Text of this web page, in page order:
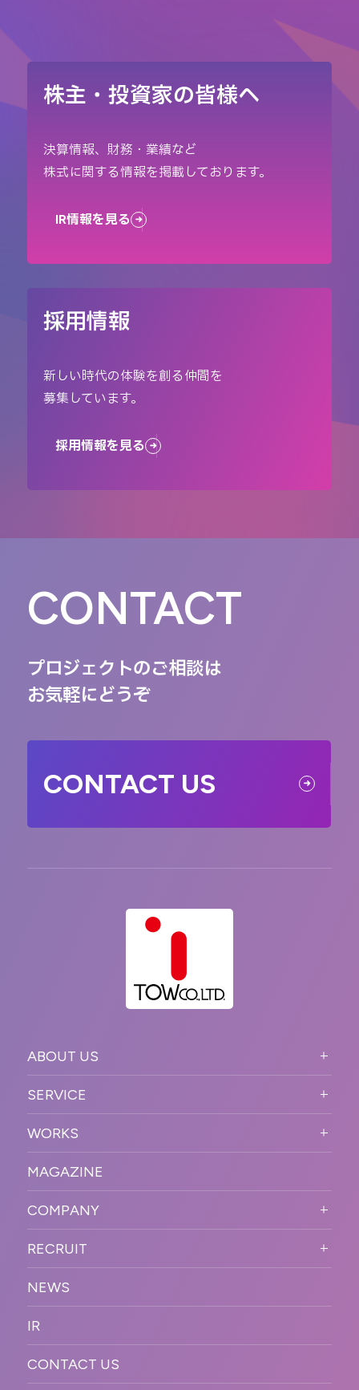
株主・投資家の皆様へ
決算情報、財務・業績など
株式に関する情報を掲載しております。
IR情報を見る
採用情報
新しい時代の体験を創る仲間を
募集しています。
採用情報を見る
CONTACT
プロジェクトのご相談は
お気軽にどうぞ
CONTACT US
ABOUT US
PURPOSE
VISION
OUR DNA
SERVICE
STRONG POINT
BUSINESS DOMAIN
SOLUTION
WORKFLOW
WORKS
オンラインイベント
SNSプロモーション
プラットフォーム販
促
デジタル制作・映像
制作
PR
カンファレンス・展示会・アワ
ESPORTS・ゲームプロモーシ
MAGAZINE
COMPANY
COMPANY INFORMATION
MESSAGE
OFFICER
ACCESS
ORGANIZATION CHART
RECRUIT
新卒採用
キャリア採用
NEWS
IR
CONTACT US